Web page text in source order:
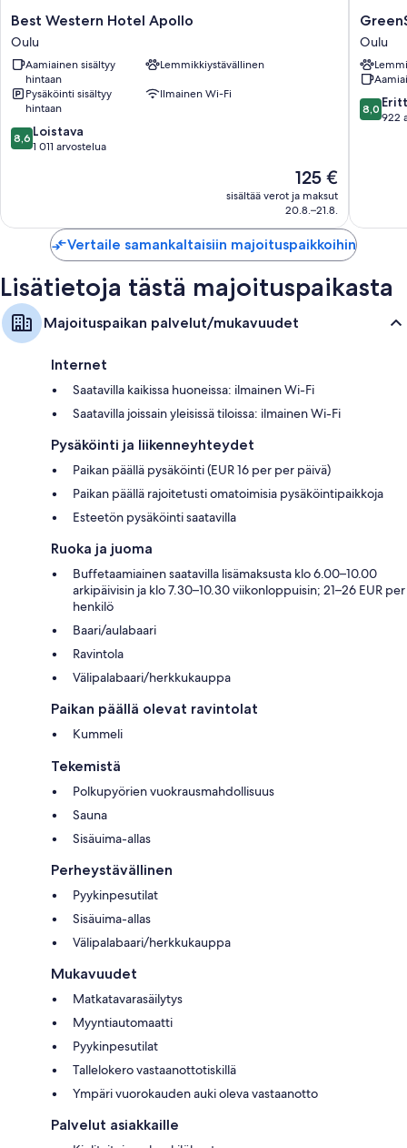
Best
Western
Hotel
Apollo
Oulu
Best Western Hotel Apollo
Oulu
Aamiainen sisältyy
hintaan
Lemmikkiystävällinen
Pysäköinti sisältyy
hintaan
Ilmainen Wi-Fi
8.6
kautta
8,6 Loistava
1 011 arvostelua
Hinta
on
125 €
125 €
sisältää verot ja maksut
20.8.–21.8.
Hotel
Oulu
Oulu
Oulu
8.0
kautta
8,0
922
Vertaile samankaltaisiin majoituspaikkoihin
Lisätietoja tästä majoituspaikasta
Majoituspaikan palvelut/mukavuudet
Internet
Saatavilla kaikissa huoneissa: ilmainen Wi-Fi
Saatavilla joissain yleisissä tiloissa: ilmainen Wi-Fi
Pysäköinti ja liikenneyhteydet
Paikan päällä pysäköinti (EUR 16 per per päivä)
Paikan päällä rajoitetusti omatoimisia pysäköintipaikkoja
Esteetön pysäköinti saatavilla
Ruoka ja juoma
Buffetaamiainen saatavilla lisämaksusta klo 6.00–10.00
arkipäivisin ja klo 7.30–10.30 viikonloppuisin; 21–26 EUR per
henkilö
Baari/aulabaari
Ravintola
Välipalabaari/herkkukauppa
Paikan päällä olevat ravintolat
Kummeli
Tekemistä
Polkupyörien vuokrausmahdollisuus
Sauna
Sisäuima-allas
Perheystävällinen
Pyykinpesutilat
Sisäuima-allas
Välipalabaari/herkkukauppa
Mukavuudet
Matkatavarasäilytys
Myyntiautomaatti
Pyykinpesutilat
Tallelokero vastaanottotiskillä
Ympäri vuorokauden auki oleva vastaanotto
Palvelut asiakkaille